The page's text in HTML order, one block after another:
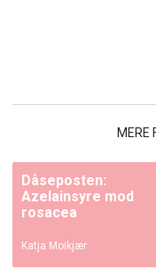
MERE
Dåseposten:
Azelainsyre mod
rosacea
Katja Moikjær